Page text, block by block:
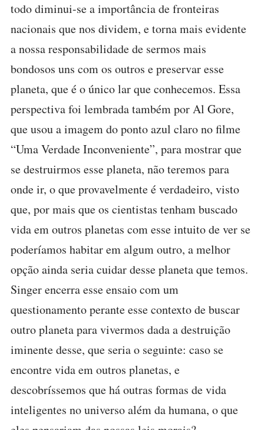
todo diminui-se a importância de fronteiras
nacionais que nos dividem, e torna mais evidente
a nossa responsabilidade de sermos mais
bondosos uns com os outros e preservar esse
planeta, que é o único lar que conhecemos. Essa
perspectiva foi lembrada também por Al Gore,
que usou a imagem do ponto azul claro no filme
“Uma Verdade Inconveniente”, para mostrar que
se destruirmos esse planeta, não teremos para
onde ir, o que provavelmente é verdadeiro, visto
que, por mais que os cientistas tenham buscado
vida em outros planetas com esse intuito de ver se
poderíamos habitar em algum outro, a melhor
opção ainda seria cuidar desse planeta que temos.
Singer encerra esse ensaio com um
questionamento perante esse contexto de buscar
outro planeta para vivermos dada a destruição
iminente desse, que seria o seguinte: caso se
encontre vida em outros planetas, e
descobríssemos que há outras formas de vida
inteligentes no universo além da humana, o que